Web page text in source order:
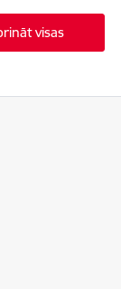
visas